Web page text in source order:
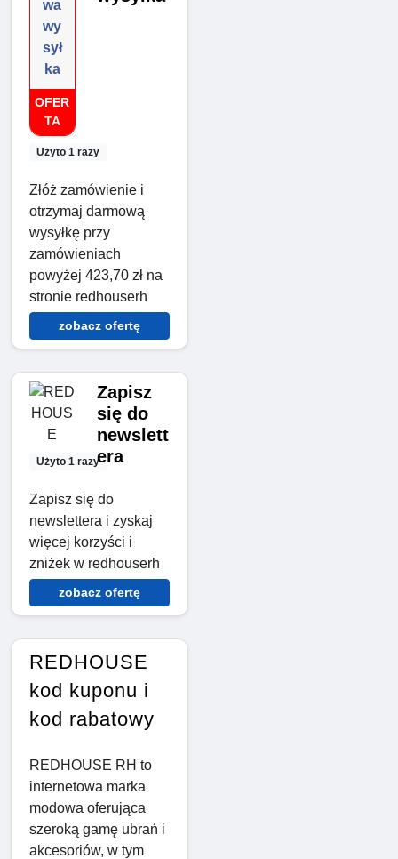
wa
wy
sył
ka
OFER
TA
Użyto 1 razy
Złóż zamówienie i
otrzymaj darmową
wysyłkę przy
zamówieniach
powyżej 423,70 zł na
stronie redhouserh
zobacz ofertę
Użyto 1 razy
Zapisz
się do
newslett
era
Zapisz się do
newslettera i zyskaj
więcej korzyści i
zniżek w redhouserh
zobacz ofertę
REDHOUSE
kod kuponu i
kod rabatowy
REDHOUSE RH to
internetowa marka
modowa oferująca
szeroką gamę ubrań i
akcesoriów, w tym